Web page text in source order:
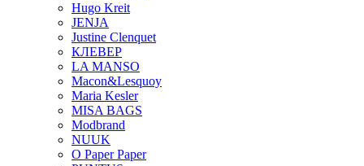
Hugo Kreit
JENJA
Justine Clenquet
КЛЕВЕР
LA MANSO
Macon&Lesquoy
Maria Kesler
MISA BAGS
Modbrand
NUUK
O Paper Paper